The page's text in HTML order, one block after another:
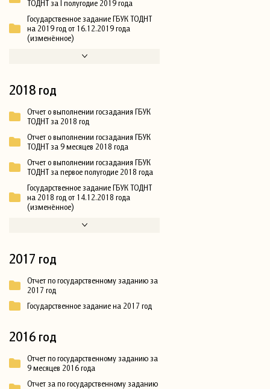
ТОДНТ за I полугодие 2019 года
Государственное задание ГБУК ТОДНТ
на 2019 год от 16.12.2019 года
(изменённое)
2018 год
Отчет о выполнении госзадания ГБУК
ТОДНТ за 2018 год
Отчет о выполнении госзадания ГБУК
ТОДНТ за 9 месяцев 2018 года
Отчет о выполнении госзадания ГБУК
ТОДНТ за первое полугодие 2018 года
Государственное задание ГБУК ТОДНТ
на 2018 год от 14.12.2018 года
(изменённое)
2017 год
Отчет по государственному заданию за
2017 год
Государственное задание на 2017 год
2016 год
Отчет по государственному заданию за
9 месяцев 2016 года
Отчет за по государственному заданию